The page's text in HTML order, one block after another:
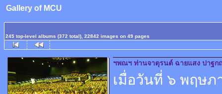
Gallery of MCU
245 top-level albums (372 total), 22842 images on 49 pages
ฯพณฯ ท่านจาตุรนต์ ฉายแสง ปาฐก
เมื่อวันที่ ๖ พฤษ